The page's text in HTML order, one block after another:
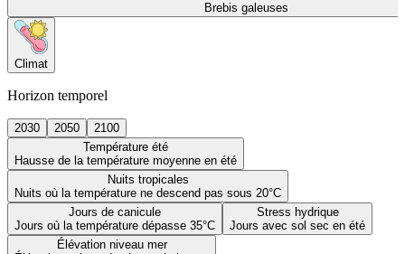
Brebis galeuses
Climat
Horizon temporel
2030 2050
2100
Température été
Hausse de la température moyenne en été
Nuits tropicales
Nuits où la température ne descend pas sous 20°C
Jours de canicule
Jours où la température dépasse 35°C
Stress hydrique
Jours avec sol sec en été
Élévation niveau mer